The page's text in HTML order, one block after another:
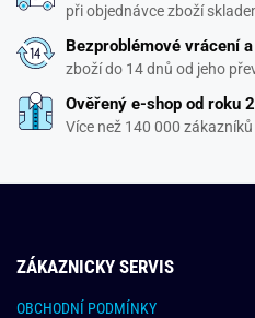
při objednávce zboží
Bezproblémové vrácení
zboží do 14 dnů od jeho
Ověřený e-shop od roku
Více než 140 000 zákazníků
ZÁKAZNICKY SERVIS
OBCHODNÍ PODMÍNKY